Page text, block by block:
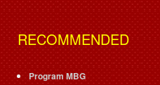
RECOMMENDED
Program MBG